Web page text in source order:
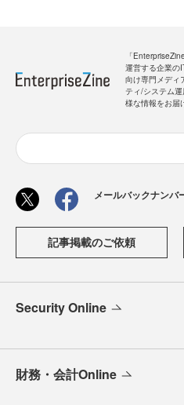
「
運営する企業の
向け専門メディ
ティ/システム
様な情報をお届
メールバックナンバ
記事掲載のご依頼
Security Online
財務・会計Online